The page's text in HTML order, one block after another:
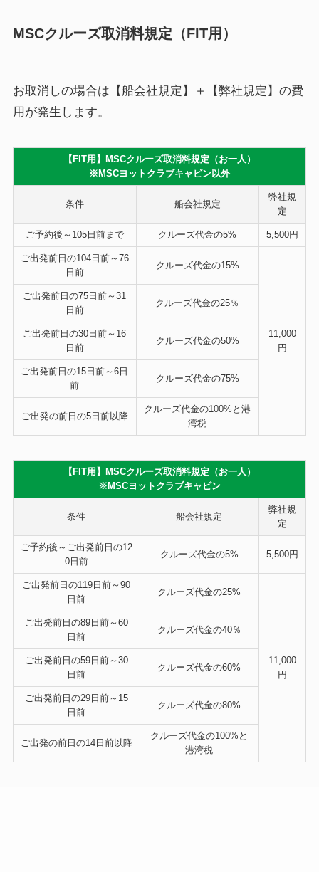
MSCクルーズ取消料規定（FIT用）
お取消しの場合は【船会社規定】＋【弊社規定】の費
用が発生します。
【FIT用】MSCクルーズ取消料規定（お一人）
※MSCヨットクラブキャビン以外
条件 船会社規定
弊社規
定
ご予約後～105日前まで クルーズ代金の5% 5,500円
ご出発前日の104日前～76
日前
クルーズ代金の15%
11,000
円
ご出発前日の75日前～31
日前
クルーズ代金の25％
ご出発前日の30日前～16
日前
クルーズ代金の50%
ご出発前日の15日前～6日
前
クルーズ代金の75%
ご出発の前日の5日前以降
クルーズ代金の100% と港
湾税
【FIT用】MSCクルーズ取消料規定（お一人）
※MSCヨットクラブキャビン
条件 船会社規定
弊社規
定
ご予約後～ご出発前日の12
0日前
クルーズ代金の5% 5,500円
ご出発前日の119日前～90
日前
クルーズ代金の25%
11,000
円
ご出発前日の89日前～60
日前
クルーズ代金の40％
ご出発前日の59日前～30
日前
クルーズ代金の60%
ご出発前日の29日前～15
日前
クルーズ代金の80%
ご出発の前日の14日前以降
クルーズ代金の100% と
港湾税